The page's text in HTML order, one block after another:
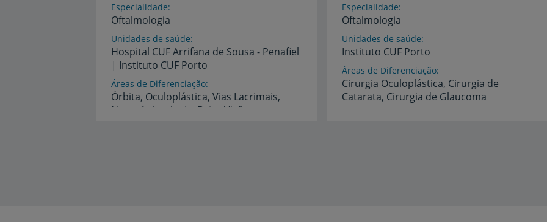
Especialidade
Oftalmologia
Unidades de saúde
Hospital CUFArrifana de Sousa - Penafiel
| Instituto CUF Porto
Áreas de Diferenciação
Órbita, Oculoplástica, Vias Lacrimais,
Neuroftalmologia,
Baixa Visão
Especialidade
Oftalmologia
Unidades de saúde
Instituto CUF Porto
Áreas de Diferenciação
Cirurgia Oculoplástica, Cirurgia de
Catarata, Cirurgia de Glaucoma